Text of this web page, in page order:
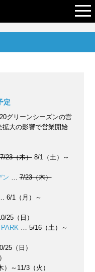
定
グリーンシーズンの営
大の影響で営業開始
7/23（木）8/1（土）～
ン …7/23（木）
6/1（月）～
25（日）
… 5/16（土）～
（日）
～11/3（火）